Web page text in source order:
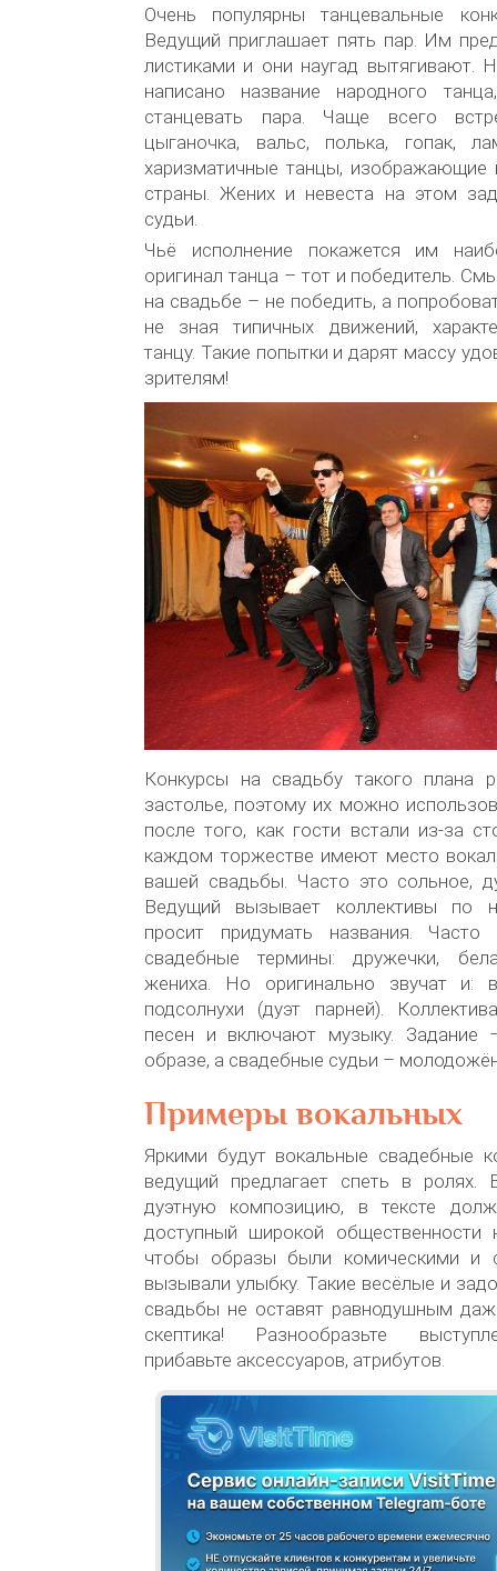
Очень популярны танцевальные
Ведущий приглашает пять пар. Им
листиками и они наугад вытягивают.
написано название народного
станцевать пара. Чаще всего
цыганочка, вальс, полька, гопак,
харизматичные танцы, изображающие
страны. Жених и невеста на этом
судьи.
Чьё исполнение покажется им
оригинал танца – тот и победитель.
на свадьбе – не победить, а
не зная типичных движений,
танцу. Такие попытки и дарят массу
зрителям!
Конкурсы на свадьбу такого плана
застолье, поэтому их можно
после того, как гости встали из-за
каждом торжестве имеют место
вашей свадьбы. Часто это сольное,
Ведущий вызывает коллективы по
просит придумать названия. Часто
свадебные термины: дружечки,
жениха. Но оригинально звучат и:
подсолнухи (дуэт парней).
песен и включают музыку. Задание
образе, а свадебные судьи –
Примеры вокальных
Яркими будут вокальные свадебные
ведущий предлагает спеть в ролях.
дуэтную композицию, в тексте
доступный широкой общественности
чтобы образы были комическими и
вызывали улыбку. Такие весёлые и
свадьбы не оставят равнодушным
скептика! Разнообразьте
прибавьте аксессуаров, атрибутов.